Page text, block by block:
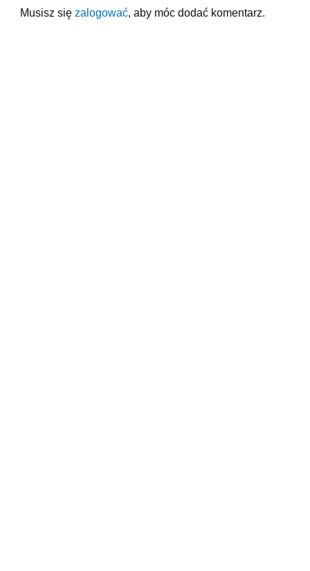
Musisz się zalogować , aby móc dodać komentarz.